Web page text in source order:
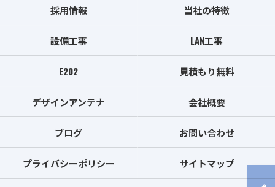
採用情報 当社の特徴
設備工事 LAN工事
E202 見積もり無料
デザインアンテナ 会社概要
ブログ お問い合わせ
プライバシーポリシー サイトマップ